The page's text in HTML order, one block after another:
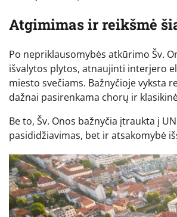
Atgimimas ir reikšmė
Po nepriklausomybės atkūrimo Šv.
išvalytos plytos, atnaujinti interjero
miesto svečiams. Bažnyčioje vyksta
dažnai pasirenkama chorų ir
Be to, Šv. Onos bažnyčia įtraukta į
pasididžiavimas, bet ir atsakomybė